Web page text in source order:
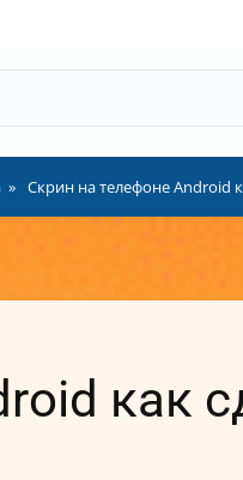
Скрин на телефоне Android
как